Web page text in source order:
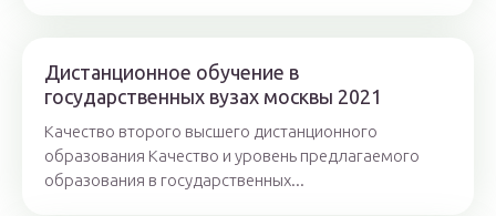
Дистанционное обучение в
государственных вузах москвы 2021
Качество второго высшего дистанционного
образования Качество и уровень предлагаемого
образования в государственных...